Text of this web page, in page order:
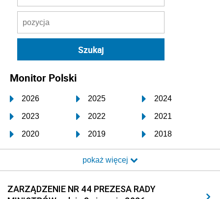
Monitor Polski
2026 2025 2024
2023 2022 2021
2020 2019 2018
2017 2016 2015
2014 2013 2012
2011 2010 2009
pokaż więcej
ZARZĄDZENIE NR 44 PREZESA RADY